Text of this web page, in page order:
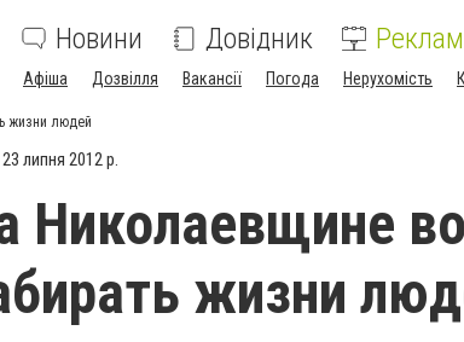
Новини Довідник
Афіша Дозвілля Вакансії Погода Нерухомість
жизни людей
липня 2012 р.
Николаевщине
жизни